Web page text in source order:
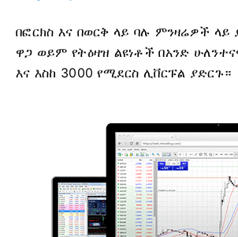
በፎርክስ እና በወርቅ ላይ ባሉ ምንዛሬዎች
ዋጋ ወይም የትዕዛዝ ልዩነቶች በአንድ
እና እስከ 3000 የሚደርስ ሊቨርፑል ያድርጉ።